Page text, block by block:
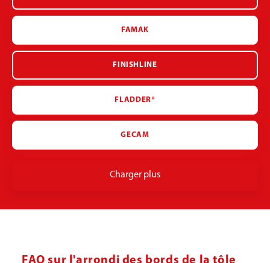
FAMAK
FINISHLINE
FLADDER®
GECAM
Charger plus